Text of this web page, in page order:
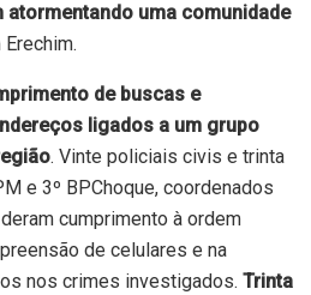
atormentando uma comunidade
Erechim.
de buscas e
ligados a um grupo
. Vinte policiais civis e trinta
e 3º BPChoque, coordenados
cumprimento à ordem
de celulares e na
nos crimes investigados. Trinta